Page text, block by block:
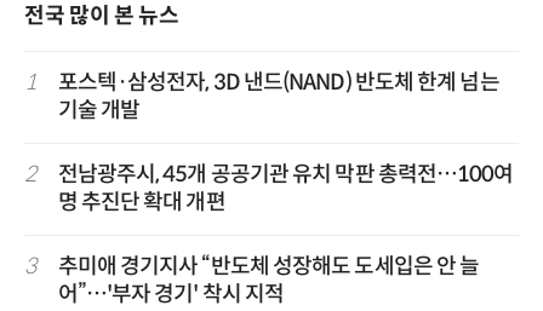
전국 많이 본 뉴스
1
포스텍·삼성전자, 3D 낸드(NAND) 반도체 한계 넘는
기술 개발
2
전남광주시, 45개 공공기관 유치 막판 총력전…100여
명 추진단 확대 개편
3
추미애 경기지사 “반도체 성장해도 도세입은 안 늘
어”…'부자 경기' 착시 지적